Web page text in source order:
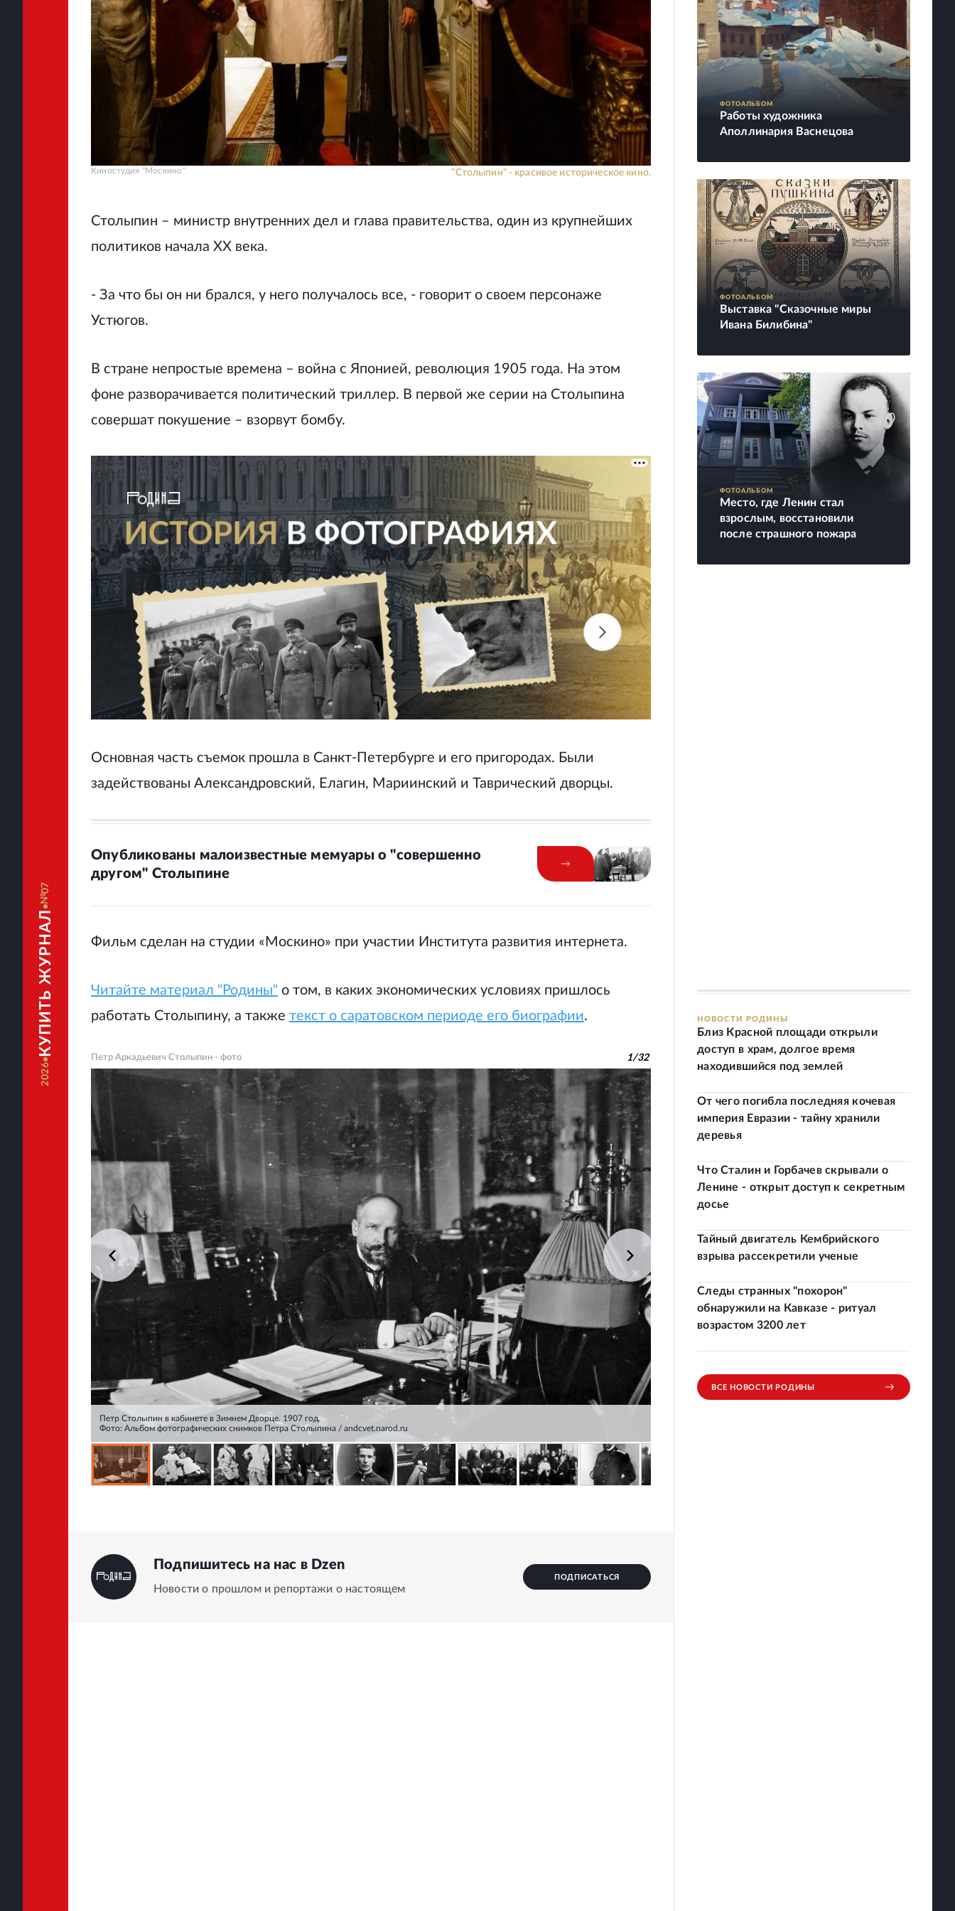
2026
КУПИТЬ ЖУРНАЛ
07
Киностудия "Москино" "Столыпин" - красивое историческое кино.
Столыпин – министр внутренних дел и глава правительства, один из крупнейших
политиков начала XX века.
- За что бы он ни брался, у него получалось все, - говорит о своем персонаже
Устюгов.
В стране непростые времена – война с Японией, революция 1905 года. На этом
фоне разворачивается политический триллер. В первой же серии на Столыпина
совершат покушение – взорвут бомбу.
Основная часть съемок прошла в Санкт-Петербурге и его пригородах. Были
задействованы Александровский, Елагин, Мариинский и Таврический дворцы.
Опубликованы малоизвестные мемуары о "совершенно
другом" Столыпине
Фильм сделан на студии «Москино» при участии Института развития интернета.
Читайте материал "Родины" о том, в каких экономических условиях пришлось
работать Столыпину, а также текст о саратовском периоде его биографии.
Петр Аркадьевич Столыпин - фото 1/32
Петр Столыпин в кабинете в Зимнем Дворце. 1907 год.
Фото: Альбом фотографических снимков Петра Столыпина / andcvet.narod.ru
Подпишитесь на нас в Dzen
Новости о прошлом и репортажи о настоящем
ПОДПИСАТЬСЯ
ФОТОАЛЬБОМ
Работы художника
Аполлинария Васнецова
ФОТОАЛЬБОМ
Выставка "Сказочные миры
Ивана Билибина"
ФОТОАЛЬБОМ
Место, где Ленин стал
взрослым, восстановили
после страшного пожара
НОВОСТИ РОДИНЫ
Близ Красной площади открыли
доступ в храм, долгое время
находившийся под землей
От чего погибла последняя кочевая
империя Евразии - тайну хранили
деревья
Что Сталин и Горбачев скрывали о
Ленине - открыт доступ к секретным
досье
Тайный двигатель Кембрийского
взрыва рассекретили ученые
Следы странных "похорон"
обнаружили на Кавказе - ритуал
возрастом 3200 лет
ВСЕ НОВОСТИ РОДИНЫ